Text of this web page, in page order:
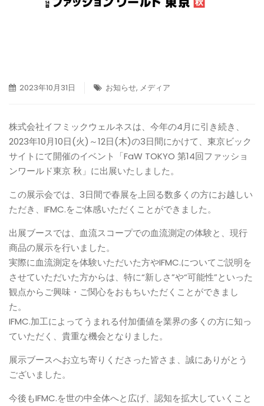
2023年10月31日 お知らせ, メディア
株式会社イフミックウェルネスは、今年の4月に引き続き、
2023年10月10日(火)～12日(木)の3日間にかけて、東京ビック
サイトにて開催のイベント「FaW TOKYO 第14回ファッショ
ンワールド東京 秋」に出展いたしました。
この展示会では、3日間で春展を上回る数多くの方にお越しい
ただき、IFMC.をご体感いただくことができました。
出展ブースでは、血流スコープでの血流測定の体験と、現行
商品の展示を行いました。
実際に血流測定を体験いただいた方やIFMC.についてご説明を
させていただいた方からは、特に“新しさ”や“可能性”といった
観点からご興味・ご関心をおもちいただくことができまし
た。
IFMC.加工によってうまれる付加価値を業界の多くの方に知っ
ていただく、貴重な機会となりました。
展示ブースへお立ち寄りくださった皆さま、誠にありがとう
ございました。
今後もIFMC.を世の中全体へと広げ、認知を拡大していくこと